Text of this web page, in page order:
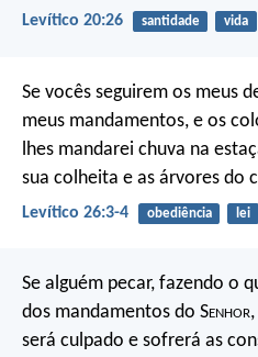
Levítico 20:26 santidade vida
Se vocês seguirem os meus
meus mandamentos, e os
lhes mandarei chuva na
sua colheita e as árvores do
Levítico 26:3-4 obediência lei
Se alguém pecar, fazendo o
dos mandamentos do Senhor
será culpado e sofrerá as